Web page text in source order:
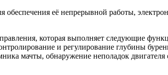
обеспечения её непрерывной работы,
которая выполняет следующие
и регулирование глубины
мачты, обнаружение неполадок